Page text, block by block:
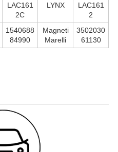
LAC161
2C
LYNX
LAC161
2
1540688
84990
Magneti
Marelli
3502030
61130